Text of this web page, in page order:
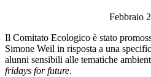
Febbraio
Il Comitato Ecologico è stato
Simone Weil in risposta a una
alunni sensibili alle tematiche
fridays for future.